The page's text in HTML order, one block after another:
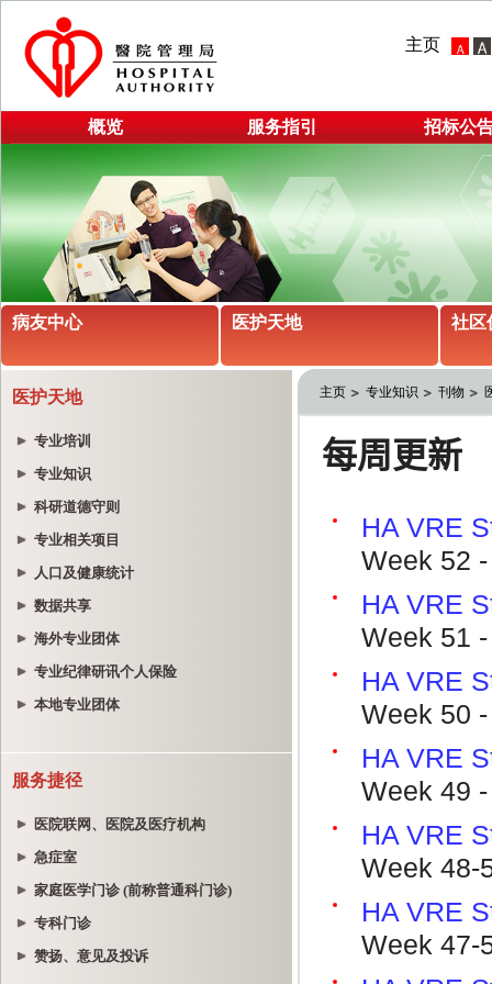
主页
概览 服务指引 招标公
病友中心 医护天地 社区
医护天地
专业培训
专业知识
科研道德守则
专业相关项目
人口及健康统计
数据共享
海外专业团体
专业纪律研讯个人保险
本地专业团体
服务捷径
医院联网、医院及医疗机构
急症室
家庭医学门诊 (前称普通科门诊)
专科门诊
赞扬、意见及投诉
主页 专业知识 刊物